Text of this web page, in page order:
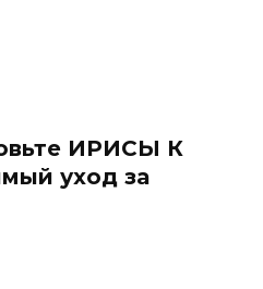
ИРИСЫ К
уход за